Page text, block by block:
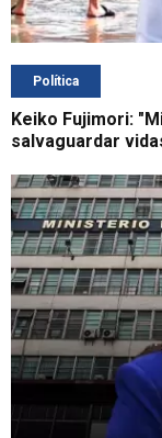
Política
Keiko Fujimori:
salvaguardar